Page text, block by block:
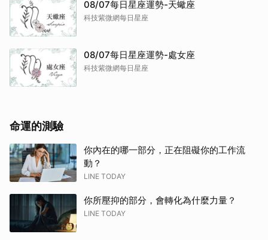
08/07每日星座運勢-天蠍座
科技紫微網每日星座
08/07每日星座運勢-處女座
科技紫微網每日星座
命運的測驗
你內在的哪一部分，正在阻礙你的工作流
動？
LINE TODAY
你所壓抑的部分，會轉化為什麼力量？
LINE TODAY